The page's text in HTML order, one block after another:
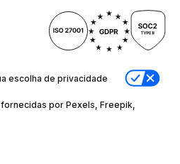
escolha de privacidade
por Pexels, Freepik,